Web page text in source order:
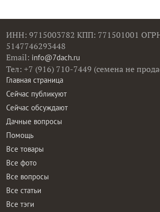
ИНН: 9715003782 КПП: 771501001
5147746293448
Email: info@7dach.ru
Тел: +7 (916) 710-7449 (семена не
Главная страница
Сейчас публикуют
Сейчас обсуждают
Дачные вопросы
Помощь
Все товары
Все фото
Все вопросы
Все статьи
Все тэги